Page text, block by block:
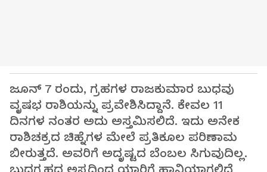
ಜೂನ್ 7 ರಂದು, ಗ್ರಹಗಳ ರಾಜಕುಮಾರ ಬುಧವು
ವೃಷಭ ರಾಶಿಯನ್ನು ಪ್ರವೇಶಿಸಿದ್ದಾನೆ. ಕೇವಲ 11
ದಿನಗಳ ನಂತರ ಅದು ಅಸ್ತಮಿಸಲಿದೆ. ಇದು ಅನೇಕ
ರಾಶಿಚಕ್ರದ ಚಿಹ್ನೆಗಳ ಮೇಲೆ ಪ್ರತಿಕೂಲ ಪರಿಣಾಮ
ಬೀರುತ್ತದೆ. ಅವರಿಗೆ ಅದೃಷ್ಟದ ಬೆಂಬಲ ಸಿಗುವುದಿಲ್ಲ.